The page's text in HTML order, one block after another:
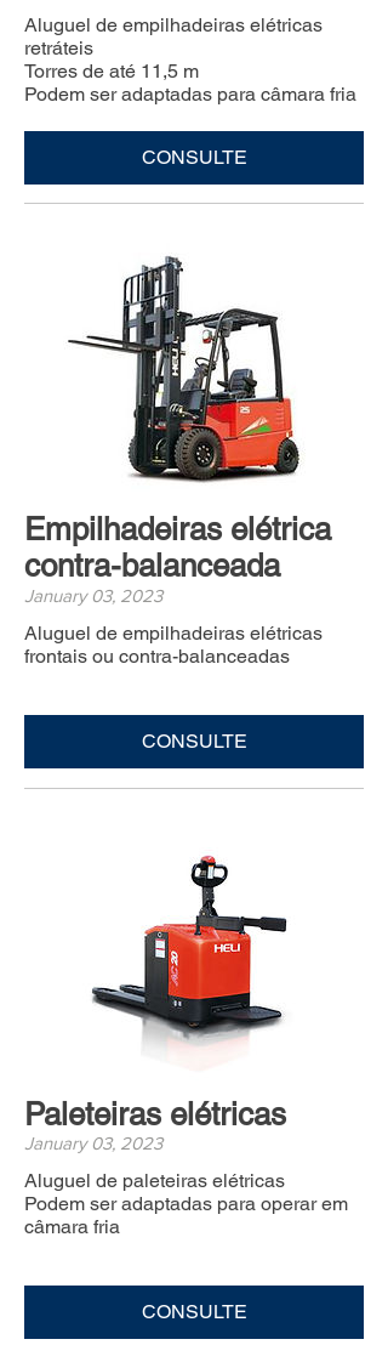
Aluguel de empilhadeiras elétricas
retráteis
Torres de até 11,5 m
Podem ser adaptadas para câmara fria
CONSULTE
Empilhadeiras elétrica
contra-balanceada
January 03, 2023
Aluguel de empilhadeiras elétricas
frontais ou contra-balanceadas
CONSULTE
Paleteiras elétricas
January 03, 2023
Aluguel de paleteiras elétricas
Podem ser adaptadas para operar em
câmara fria
CONSULTE